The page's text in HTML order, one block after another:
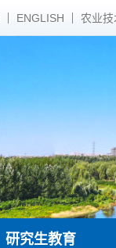
ENGLISH 农业
研究生教育